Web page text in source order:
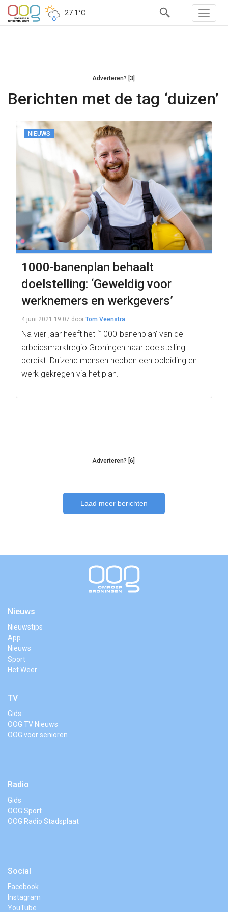
27.1°C
Adverteren? [3]
Berichten met de tag ‘duizen’
NIEUWS
1000-banenplan behaalt
doelstelling: ‘Geweldig voor
werknemers en werkgevers’
4 juni 2021 19:07 door Tom Veenstra
Na vier jaar heeft het ‘1000-banenplan’ van de
arbeidsmarktregio Groningen haar doelstelling
bereikt. Duizend mensen hebben een opleiding en
werk gekregen via het plan.
Adverteren? [6]
Laad meer berichten
Nieuws
Nieuwstips
App
Nieuws
Sport
Het Weer
TV
Gids
OOG TV Nieuws
OOG voor senioren
Radio
Gids
OOG Sport
OOG Radio Stadsplaat
Social
Facebook
Instagram
YouTube